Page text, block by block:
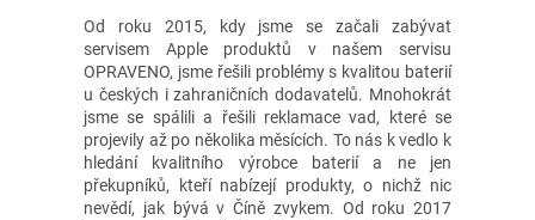
Od roku 2015, kdy jsme se začali zabývat
servisem Apple produktů v našem servisu
OPRAVENO, jsme řešili problémy s kvalitou baterií
u českých i zahraničních dodavatelů. Mnohokrát
jsme se spálili a řešili reklamace vad, které se
projevily až po několika měsících. To nás k vedlo k
hledání kvalitního výrobce baterií a ne jen
překupníků, kteří nabízejí produkty, o nichž nic
nevědí, jak bývá v Číně zvykem. Od roku 2017